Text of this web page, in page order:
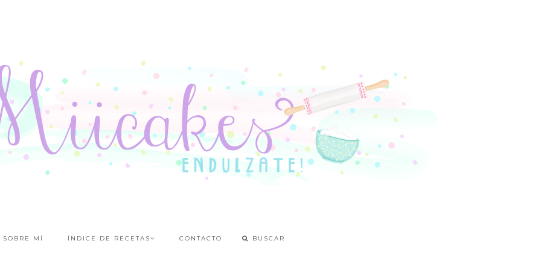
SOBRE MÍ ÍNDICE DE RECETAS CONTACTO